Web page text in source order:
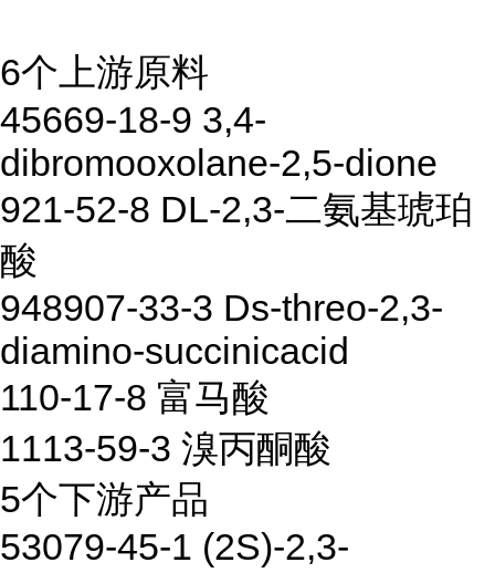
6个上游原料
45669-18-9 3,4-
dibromooxolane-2,5-dione
921-52-8 DL-2,3-二氨基琥珀
酸
948907-33-3 Ds-threo-2,3-
diamino-succinicacid
110-17-8 富马酸
1113-59-3 溴丙酮酸
5个下游产品
53079-45-1 (2S)-2,3-